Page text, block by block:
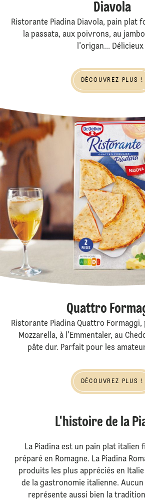
Diavola
Ristorante Piadina Diavola, pain plat
la passata, aux poivrons, au
l'origan... Délicieux
DÉCOUVREZ PLUS !
Quattro
Ristorante Piadina Quattro
Mozzarella, à l'Emmentaler, au
pâte dur. Parfait pour les
DÉCOUVREZ PLUS !
L'histoire de la
La Piadina est un pain plat italien
préparé en Romagne. La Piadina
produits les plus appréciés en
de la gastronomie italienne.
représente aussi bien la